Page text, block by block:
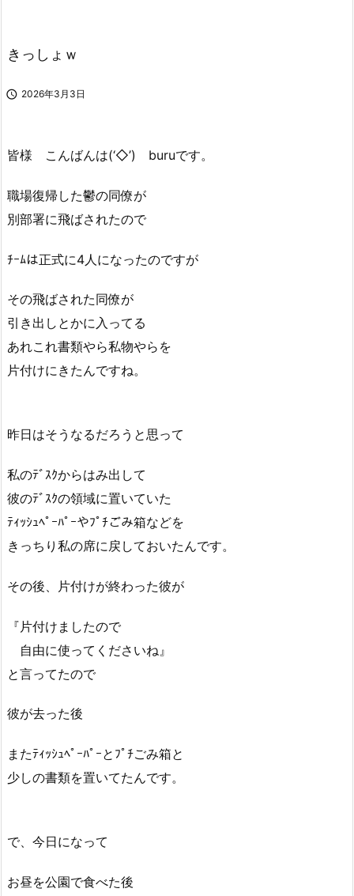
きっしょｗ
 2026年3月3日
皆様 こんばんは(‘◇’)ゞburuです。
職場復帰した鬱の同僚が
別部署に飛ばされたので
ﾁｰﾑは正式に4人になったのですが
その飛ばされた同僚が
引き出しとかに入ってる
あれこれ書類やら私物やらを
片付けにきたんですね。
昨日はそうなるだろうと思って
私のﾃﾞｽｸからはみ出して
彼のﾃﾞｽｸの領域に置いていた
ﾃｨｯｼｭﾍﾟｰﾊﾟｰやﾌﾟﾁごみ箱などを
きっちり私の席に戻しておいたんです。
その後、片付けが終わった彼が
『片付けましたので
自由に使ってくださいね』
と言ってたので
彼が去った後
またﾃｨｯｼｭﾍﾟｰﾊﾟｰとﾌﾟﾁごみ箱と
少しの書類を置いてたんです。
で、今日になって
お昼を公園で食べた後